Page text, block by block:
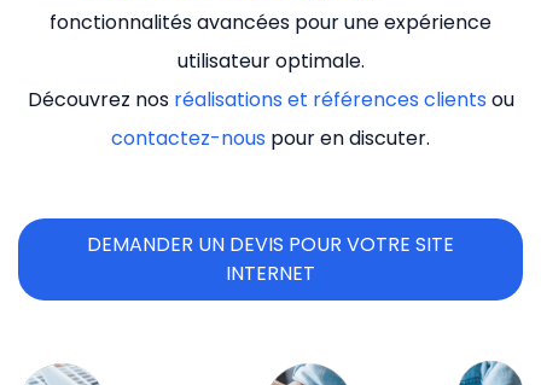
fonctionnalités avancées pour une expérience
utilisateur optimale.
Découvrez nos réalisations et références clients ou
contactez-nous pour en discuter.
DEMANDER UN DEVIS POUR VOTRE SITE
INTERNET